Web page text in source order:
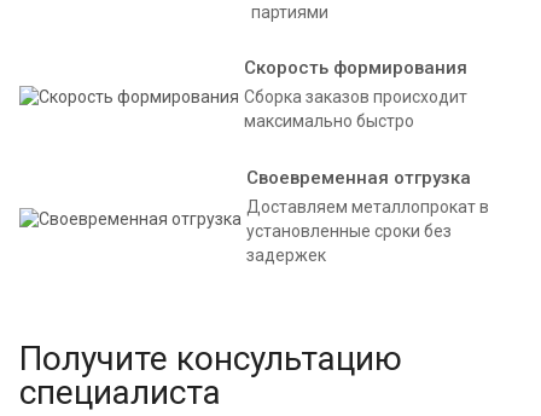
партиями
Скорость формирования
Сборка заказов происходит
максимально быстро
Своевременная отгрузка
Доставляем металлопрокат в
установленные сроки без
задержек
Получите консультацию
специалиста